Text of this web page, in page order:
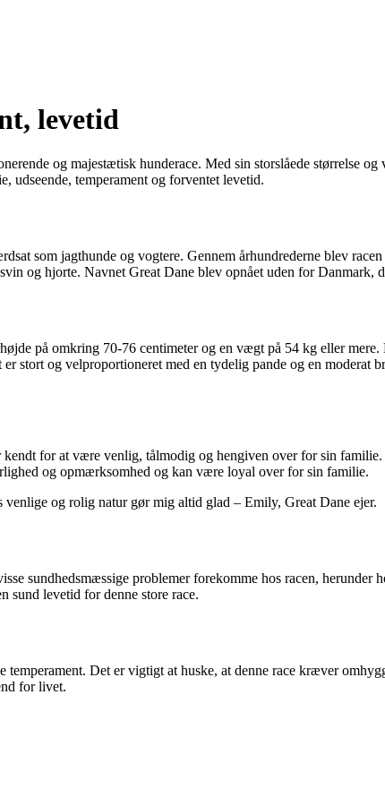
levetid
og majestætisk hunderace. Med sin storslåede størrelse
udseende, temperament og forventet levetid.
som jagthunde og vogtere. Gennem århundrederne blev
og hjorte. Navnet Great Dane blev opnået uden for Danmark,
på omkring 70-76 centimeter og en vægt på 54 kg eller
stort og velproportioneret med en tydelig pande og en
for at være venlig, tålmodig og hengiven over for sin
og opmærksomhed og kan være loyal over for sin familie.
og rolig natur gør mig altid glad – Emily, Great Dane ejer.
sundhedsmæssige problemer forekomme hos racen, herunder
sund levetid for denne store race.
temperament. Det er vigtigt at huske, at denne race kræver
for livet.